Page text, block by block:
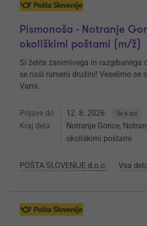
Pismonoša - Notranje
okoliškimi poštami (m/ž)
Si želite zanimivega in razgibanega
se naši rumeni družini! Veselimo se
Vami.
Prijave do 12. 8. 2026 Še 6 dni
Kraj dela
Notranje Gorice,
okoliškimi poštami
POŠTA SLOVENIJE d.o.o. Vsa